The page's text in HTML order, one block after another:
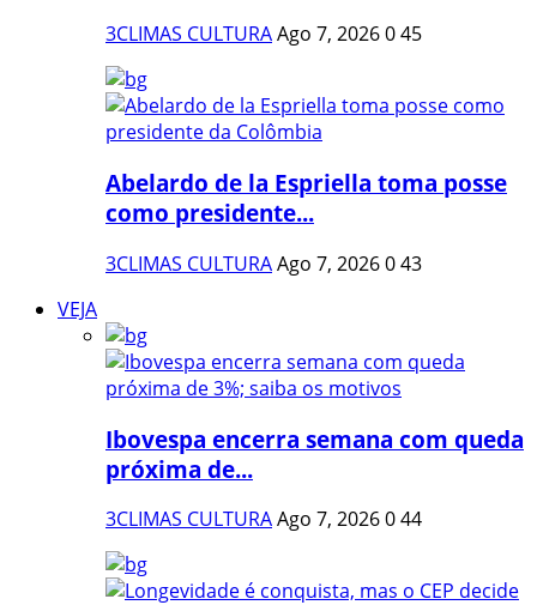
3CLIMAS CULTURAAgo 7, 2026045
Abelardo de la Espriella toma posse
como presidente...
3CLIMAS CULTURAAgo 7, 2026043
VEJA
Ibovespa encerra semana com queda
próxima de...
3CLIMAS CULTURAAgo 7, 2026044